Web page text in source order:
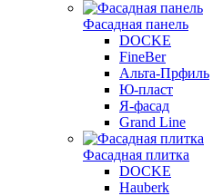
Фасадная панель
DOCKE
FineBer
Альта-Прфиль
Ю-пласт
Я-фасад
Grand Line
Фасадная плитка
DOCKE
Hauberk